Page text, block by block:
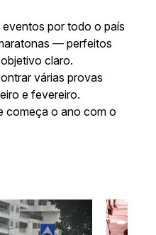
por todo o país
— perfeitos
claro.
várias provas
e fevereiro.
começa o ano com o